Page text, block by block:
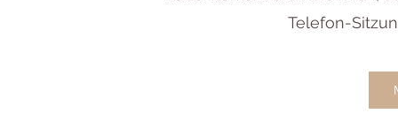
Telefon-